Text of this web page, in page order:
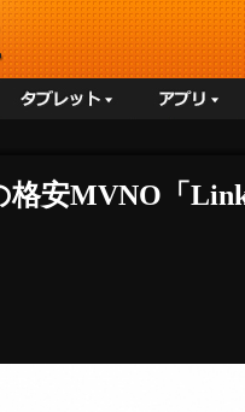
安MVNO「